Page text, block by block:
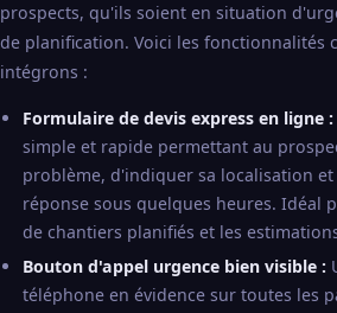
prospects, qu'ils soient en situation
de planification. Voici les fonctionnalités
intégrons :
Formulaire de devis express en ligne :
simple et rapide permettant au
problème, d'indiquer sa localisation
réponse sous quelques heures. Idéal
de chantiers planifiés et les
Bouton d'appel urgence bien visible :
téléphone en évidence sur toutes les